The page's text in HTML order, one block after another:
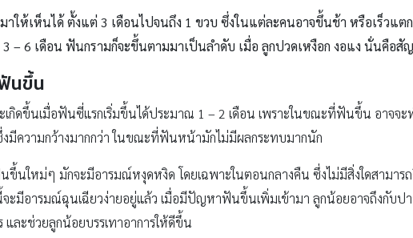
ให้เห็นได้ ตั้งแต่ 3 เดือนไปจนถึง 1 ขวบ ซึ่งในแต่ละคนอาจขึ้นช้า หรือเร็วแ
– 6 เดือน ฟันกรามก็จะขึ้นตามมาเป็นลำดับ เมื่อ ลูกปวดเหงือก งอแง นั่นคือ
นขึ้น
เกิดขึ้นเมื่อฟันซี่แรกเริ่มขึ้นได้ประมาณ 1 – 2 เดือน เพราะในขณะที่ฟันขึ้น อาจจ
มีความกว้างมากกว่า ในขณะที่ฟันหน้ามักไม่มีผลกระทบมากนัก
นใหม่ๆ มักจะมีอารมณ์หงุดหงิด โดยเฉพาะในตอนกลางคืน ซึ่งไม่มีสิ่งใดสามาร
จะมีอารมณ์ฉุนเฉียวง่ายอยู่แล้ว เมื่อมีปัญหาฟันขึ้นเพิ่มเข้ามา ลูกน้อยอาจถึงกับ
ละช่วยลูกน้อยบรรเทาอาการให้ดีขึ้น